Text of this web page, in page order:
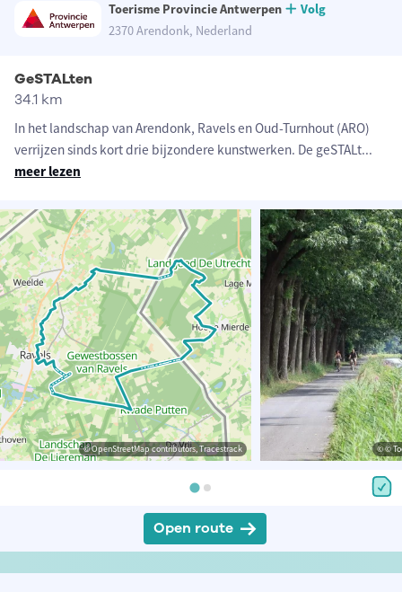
Toerisme Provincie Antwerpen
Volg
2370 Arendonk, Nederland
GeSTALten
34.1 km
In het landschap van Arendonk, Ravels en Oud-Turnhout (ARO)
verrijzen sinds kort drie bijzondere kunstwerken. De geSTALt...
meer lezen
© OpenStreetMap contributors, Tracestrack © ©
Open route